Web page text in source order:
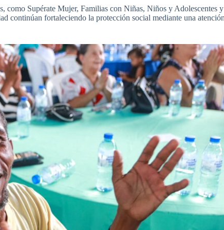
como Supérate Mujer, Familias con Niñas, Niños y Adolescentes y
continúan fortaleciendo la protección social mediante una